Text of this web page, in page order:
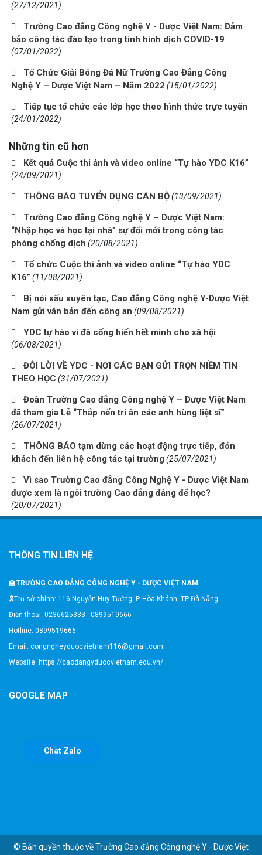
(27/12/2021)
Trường Cao đẳng Công nghệ Y - Dược Việt Nam: Đảm
bảo công tác đào tạo trong tình hình dịch COVID-19
(07/01/2022)
Tổ Chức Giải Bóng Đá Nữ Trường Cao Đẳng Công
Nghệ Y – Dược Việt Nam – Năm 2022 (15/01/2022)
Tiếp tục tổ chức các lớp học theo hình thức trực tuyến
(24/01/2022)
Những tin cũ hơn
Kết quả Cuộc thi ảnh và video online “Tự hào YDC K16”
(24/09/2021)
THÔNG BÁO TUYỂN DỤNG CÁN BỘ(13/09/2021)
Trường Cao đẳng Công nghệ Y – Dược Việt Nam:
“Nhập học và học tại nhà” sự đổi mới trong công tác
phòng chống dịch (20/08/2021)
Tổ chức Cuộc thi ảnh và video online “Tự hào YDC
K16” (11/08/2021)
Bị nói xấu xuyên tạc, Cao đẳng Công nghệ Y-Dược Việt
Nam gửi văn bản đến công an (09/08/2021)
YDC tự hào vì đã cống hiến hết mình cho xã hội
(06/08/2021)
ĐÔI LỜI VỀ YDC - NƠI CÁC BẠN GỬI TRỌN NIỀM TIN
THEO HỌC (31/07/2021)
Đoàn Trường Cao đẳng Công nghệ Y – Dược Việt Nam
đã tham gia Lễ “Thắp nến tri ân các anh hùng liệt sĩ”
(26/07/2021)
THÔNG BÁO tạm dừng các hoạt động trực tiếp, đón
khách đến liên hệ công tác tại trường (25/07/2021)
Vì sao Trường Cao đẳng Công Nghệ Y - Dược Việt Nam
được xem là ngôi trường Cao đẳng đáng để học?
(20/07/2021)
THÔNG TIN LIÊN HỆ
🏫TRƯỜNG CAO ĐẲNG CÔNG NGHỆ Y - DƯỢC VIỆT NAM
🎗️Trụ sở chính: 116 Nguyễn Huy Tưởng, P. Hòa Khánh, TP Đà Nẵng
Điện thoại: 0236625333 - 0899519666
Hotline: 0899519666
Email: congngheyduocvietnam116@gmail.com
Website: https://caodangyduocvietnam.edu.vn/
GOOGLE MAP
© Bản quyền thuộc vềTrường Cao đẳng Công nghệ Y - Dược Việt
Chat Zalo